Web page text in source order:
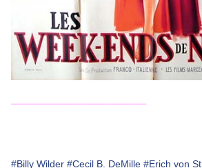
#Billy Wilder #Cecil B. DeMille #Erich von